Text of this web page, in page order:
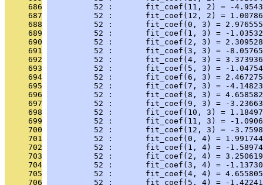
     686
52 :       fit_coef(11, 2) = -
     687
52 :       fit_coef(12, 2) =
     688
52 :       fit_coef(0, 3) =
     689
52 :       fit_coef(1, 3) = -
     690
52 :       fit_coef(2, 3) =
     691
52 :       fit_coef(3, 3) = -
     692
52 :       fit_coef(4, 3) =
     693
52 :       fit_coef(5, 3) = -
     694
52 :       fit_coef(6, 3) =
     695
52 :       fit_coef(7, 3) = -
     696
52 :       fit_coef(8, 3) =
     697
52 :       fit_coef(9, 3) = -
     698
52 :       fit_coef(10, 3) =
     699
52 :       fit_coef(11, 3) = -
     700
52 :       fit_coef(12, 3) = -
     701
52 :       fit_coef(0, 4) =
     702
52 :       fit_coef(1, 4) = -
     703
52 :       fit_coef(2, 4) =
     704
52 :       fit_coef(3, 4) = -
     705
52 :       fit_coef(4, 4) =
     706
52 :       fit_coef(5, 4) = -